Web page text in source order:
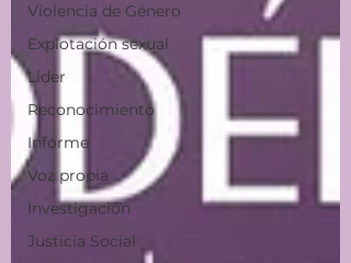
Violencia de Género
Explotación sexual
Líder
Reconocimiento
Informe
Voz propia
Investigación
Justicia Social